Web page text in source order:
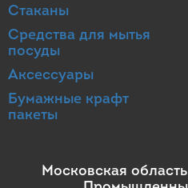
Стаканы
Средства для мытья
посуды
Аксессуары
Бумажные крафт
пакеты
Московская